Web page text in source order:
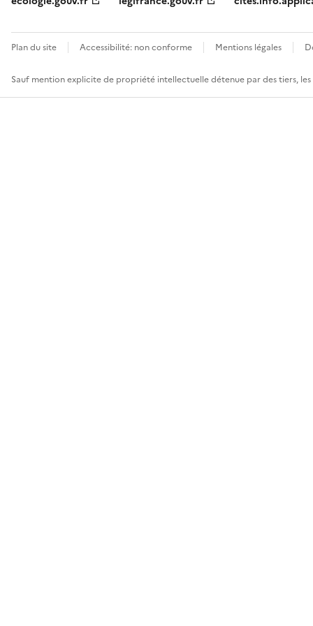
Plan du site Accessibilité: non conforme Mentions légales
Sauf mention explicite de propriété intellectuelle détenue par des tiers,